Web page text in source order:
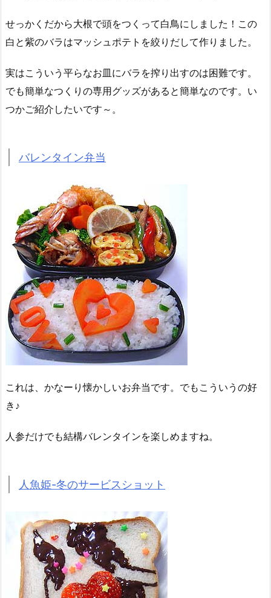
せっかくだから大根で頭をつくって白鳥にしました！この
白と紫のバラはマッシュポテトを絞りだして作りました。
実はこういう平らなお皿にバラを搾り出すのは困難です。
でも簡単なつくりの専用グッズがあると簡単なのです。い
つかご紹介したいです～。
バレンタイン弁当
これは、かなーり懐かしいお弁当です。でもこういうの好
き♪
人参だけでも結構バレンタインを楽しめますね。
人魚姫-冬のサービスショット